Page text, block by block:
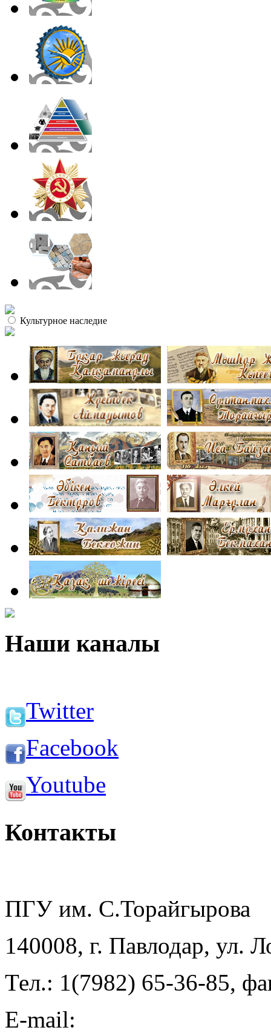
Культурное наследие
Наши каналы
Twitter
Facebook
Youtube
Контакты
ПГУ им. С.Торайгырова
140008, г. Павлодар, ул.
Тел.: 1(7982) 65-36-85,
E-mail: